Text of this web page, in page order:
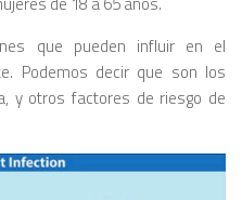
que pueden influir en el
Podemos decir que son los
y otros factores de riesgo de